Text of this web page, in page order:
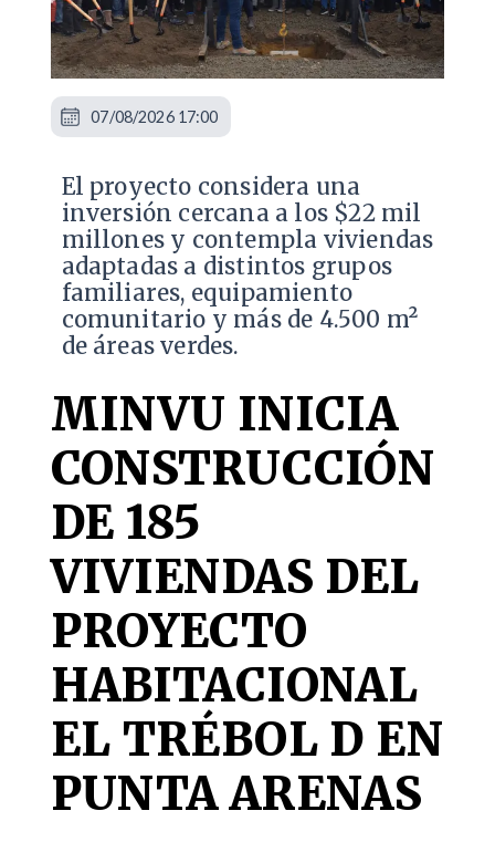
El proyecto considera una
inversión cercana a los $22 mil
millones y contempla viviendas
adaptadas a distintos grupos
familiares, equipamiento
comunitario y más de 4.500 m²
de áreas verdes.
MINVU INICIA
CONSTRUCCIÓN
DE 185
VIVIENDAS DEL
PROYECTO
HABITACIONAL
EL TRÉBOL D EN
PUNTA ARENAS
07/08/2026 17:00